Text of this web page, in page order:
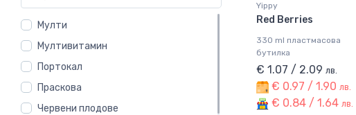
Мулти
Мултивитамин
Портокал
Праскова
Червени плодове
Yippy
Red Berries
330 ml пластмасова
бутилка
€ 1.07 / 2.09 лв.
€ 0.97 / 1.90 лв.
€ 0.84 / 1.64 лв.